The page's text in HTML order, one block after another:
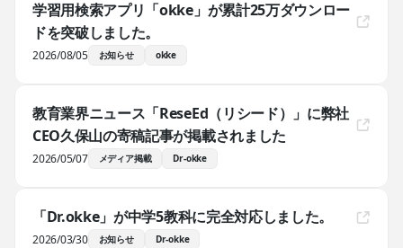
学習用検索アプリ「okke」が累計25万ダウンロー
ドを突破しました。
2026/08/05 お知らせ okke
教育業界ニュース「ReseEd（リシード）」に弊社
CEO久保山の寄稿記事が掲載されました
2026/05/07 メディア掲載 Dr-okke
「Dr.okke」が中学5教科に完全対応しました。
2026/03/30 お知らせ Dr-okke